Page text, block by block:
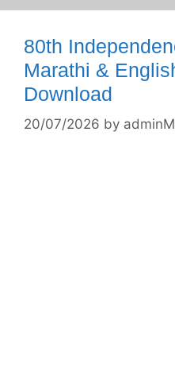
80th
Marathi &
Download
20/07/2026 by